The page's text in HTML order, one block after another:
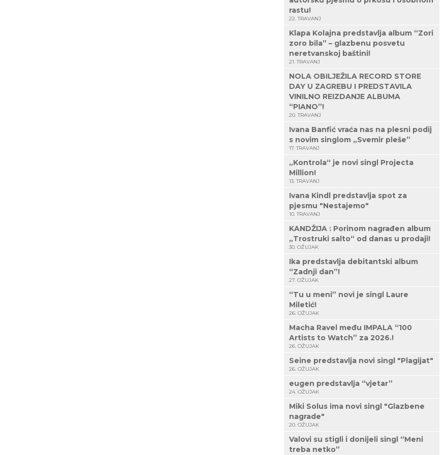
rastu!
22. TRAVANJ
Klapa Kolajna predstavlja album “Zori
zoro bila” – glazbenu posvetu
neretvanskoj baštini!
21. TRAVANJ
NOLA OBILJEŽILA RECORD STORE
DAY U ZAGREBU I PREDSTAVILA
VINILNO REIZDANJE ALBUMA
“PIANO”!
20. TRAVANJ
Ivana Banfić vraća nas na plesni podij
s novim singlom „Svemir pleše”
17. TRAVANJ
„Kontrola“ je novi singl Projecta
Million!
13. TRAVANJ
Ivana Kindl predstavlja spot za
pjesmu "Nestajemo"
10. TRAVANJ
KANDŽIJA : Porinom nagrađen album
„Trostruki salto“ od danas u prodaji!
30. OŽUJAK
Ika predstavlja debitantski album
“Zadnji dan”!
27. OŽUJAK
“Tu u meni” novi je singl Laure
Miletić!
26. OŽUJAK
Macha Ravel među IMPALA “100
Artists to Watch” za 2026.!
26. OŽUJAK
Seine predstavlja novi singl "Plagijat"
26. OŽUJAK
eugen predstavlja “vjetar”
24. OŽUJAK
Miki Solus ima novi singl "Glazbene
nagrade"
20. OŽUJAK
Valovi su stigli i donijeli singl “Meni
treba netko”